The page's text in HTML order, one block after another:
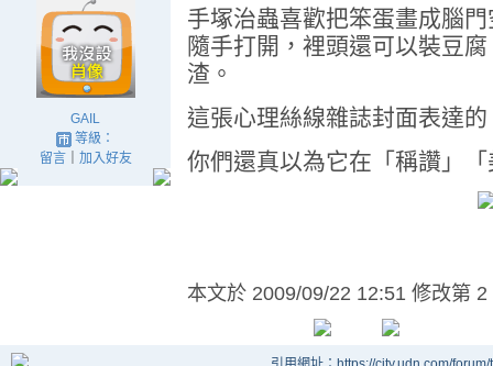
GAIL
等級：
留言｜ 加入好友
手塚治蟲喜歡把笨蛋畫成腦
隨手打開，裡頭還可以裝豆
渣。
這張心理絲線雜誌封面表達
你們還真以為它在「稱讚」
本文於 2009/09/22 12:51 修改第 2